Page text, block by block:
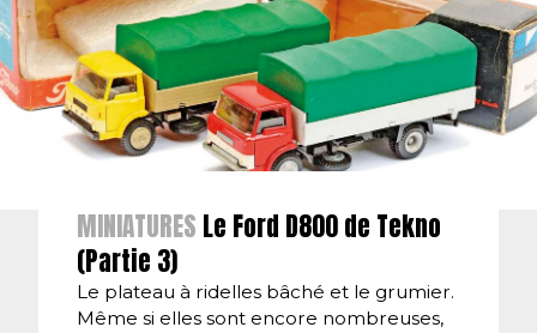
MINIATURES Le Ford D800 de Tekno
(Partie 3)
Le plateau à ridelles bâché et le grumier.
Même si elles sont encore nombreuses,